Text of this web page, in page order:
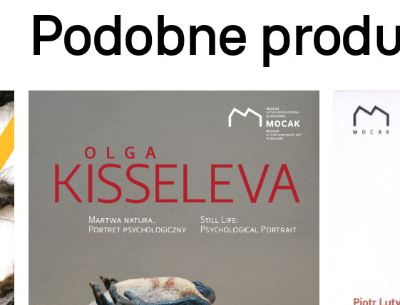
Podobne